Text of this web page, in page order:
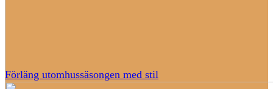
Förläng utomhussäsongen med stil